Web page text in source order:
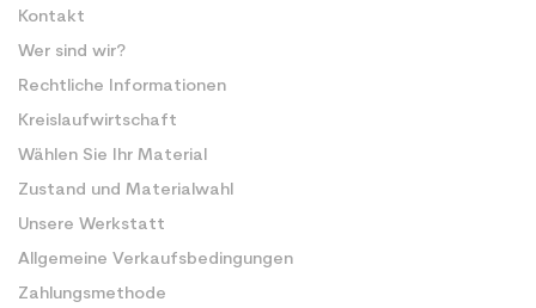
Kontakt
Wer sind wir?
Rechtliche Informationen
Kreislaufwirtschaft
Wählen Sie Ihr Material
Zustand und Materialwahl
Unsere Werkstatt
Allgemeine Verkaufsbedingungen
Zahlungsmethode